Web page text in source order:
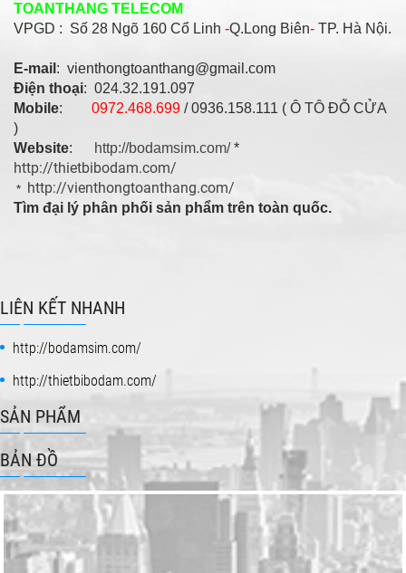
TOANTHANG TELECOM
VPGD : Số 28 Ngõ 160 Cổ Linh -Q.Long Biên- TP. Hà Nội.
E-mail : vienthongtoanthang@gmail.com
Điện thoại: 024.32.191.097
Mobile: 0972.468.699 / 0936.158.111 ( Ô TÔ ĐỖ CỬA
)
Website: http://bodamsim.com/*
http://thietbibodam.com/
* http://vienthongtoanthang.com/
Tìm đại lý phân phối sản phẩm trên toàn quốc.
LIÊN KẾT NHANH
http://bodamsim.com/
http://thietbibodam.com/
SẢN PHẨM
BẢN ĐỒ